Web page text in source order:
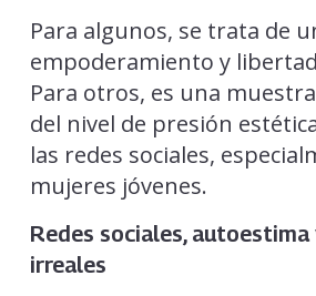
Para algunos, se trata de
empoderamiento y
Para otros, es una
del nivel de presión
las redes sociales,
mujeres jóvenes.
Redes sociales,
irreales